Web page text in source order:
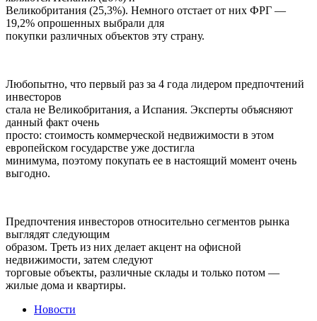
Великобритания (25,3%). Немного отстает от них ФРГ —
19,2% опрошенных выбрали для
покупки различных объектов эту страну.
Любопытно, что первый раз за 4 года лидером предпочтений
инвесторов
стала не Великобритания, а Испания. Эксперты объясняют
данный факт очень
просто: стоимость коммерческой недвижимости в этом
европейском государстве уже достигла
минимума, поэтому покупать ее в настоящий момент очень
выгодно.
Предпочтения инвесторов относительно сегментов рынка
выглядят следующим
образом. Треть из них делает акцент на офисной
недвижимости, затем следуют
торговые объекты, различные склады и только потом —
жилые дома и квартиры.
Новости